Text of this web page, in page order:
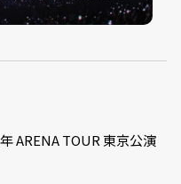
ARENA TOUR 東京公演